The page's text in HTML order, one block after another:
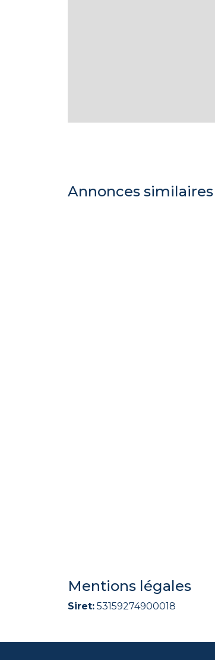
Annonces similaires
Mentions légales
Siret: 53159274900018